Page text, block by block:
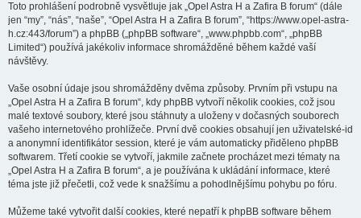
Toto prohlášení podrobně vysvětluje jak „Opel Astra H a Zafira B forum“ (dále
jen “my”, “nás”, “naše”, “Opel Astra H a Zafira B forum”, “https://www.opel-astra-
h.cz:443/forum”) a phpBB („phpBB software“, „www.phpbb.com“, „phpBB
Limited“) používá jakékoliv informace shromážděné během každé vaší
návštěvy.
Vaše osobní údaje jsou shromážděny dvěma způsoby. Prvním při vstupu na
„Opel Astra H a Zafira B forum“, kdy phpBB vytvoří několik cookies, což jsou
malé textové soubory, které jsou stáhnuty a uloženy v dočasných souborech
vašeho internetového prohlížeče. První dvě cookies obsahují jen uživatelské-id
a anonymní identifikátor session, které je vám automaticky přiděleno phpBB
softwarem. Třetí cookie se vytvoří, jakmile začnete procházet mezi tématy na
„Opel Astra H a Zafira B forum“, a je používána k ukládání informace, které
téma jste již přečetli, což vede k snažšímu a pohodlnějšímu pohybu po fóru.
Můžeme také vytvořit další cookies, které nepatří k phpBB software během